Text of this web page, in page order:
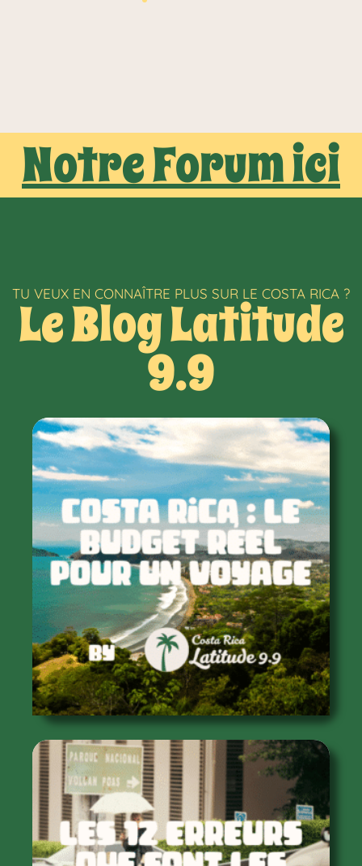
Notre Forum ici
TU VEUX EN CONNAÎTRE PLUS SUR LE COSTA RICA ?
Le Blog Latitude
9.9